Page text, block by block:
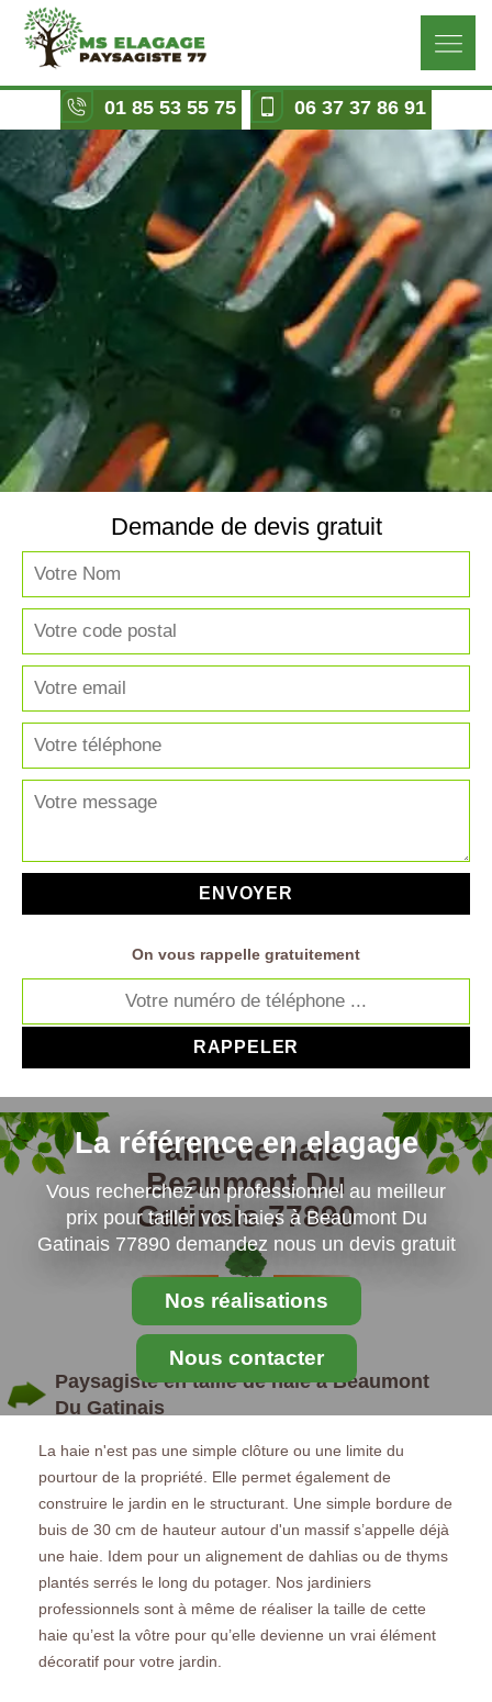
01 85 53 55 75 06 37 37 86 91
La référence en elagage
Vous recherchez un professionnel au meilleur
prix pour tailler vos haies à Beaumont Du
Gatinais 77890 demandez nous un devis gratuit
Nos réalisations
Nous contacter
Demande de devis gratuit
On vous rappelle gratuitement
Taille de haie
Beaumont Du
Gatinais 77890
Paysagiste en taille de haie à Beaumont
Du Gatinais
La haie n'est pas une simple clôture ou une limite du
pourtour de la propriété. Elle permet également de
construire le jardin en le structurant. Une simple bordure de
buis de 30 cm de hauteur autour d'un massif s’appelle déjà
une haie. Idem pour un alignement de dahlias ou de thyms
plantés serrés le long du potager. Nos jardiniers
professionnels sont à même de réaliser la taille de cette
haie qu’est la vôtre pour qu’elle devienne un vrai élément
décoratif pour votre jardin.